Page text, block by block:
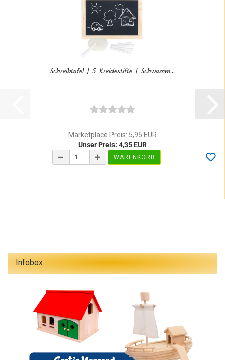
Schreibtafel | 5 Kreidestifte | Schwamm...
Marketplace Preis: 5,95 EUR
Unser Preis: 4,35 EUR
WARENKORB
Infobox